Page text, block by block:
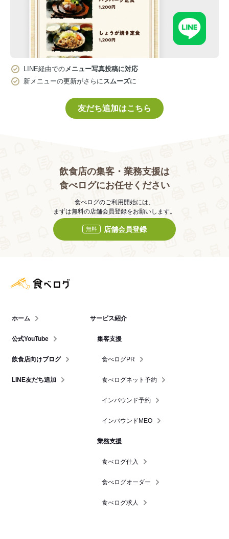
LINE経由でのメニュー写真投稿に対応
新メニューの更新がさらにスムーズに
友だち追加はこちら
飲食店の集客・業務支援は
食べログにお任せください
食べログのご利用開始には、
まずは無料の店舗会員登録をお願いします。
無料 店舗会員登録
ホーム
公式YouTube
飲食店向けブログ
LINE友だち追加
サービス紹介
集客支援
食べログPR
食べログネット予約
インバウンド予約
インバウンドMEO
業務支援
食べログ仕入
食べログオーダー
食べログ求人